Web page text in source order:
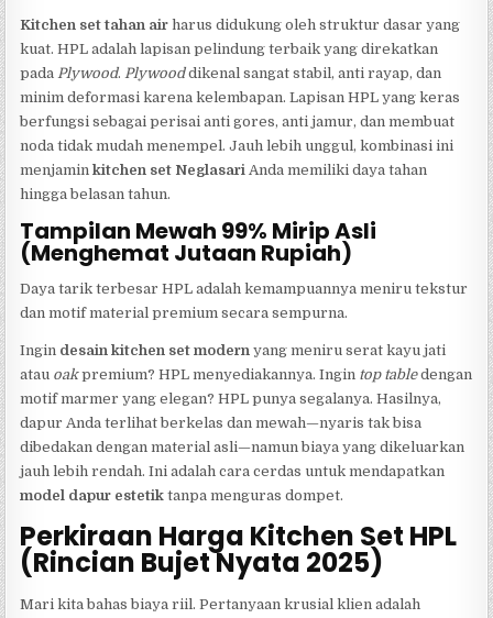
Kitchen set tahan air harus didukung oleh struktur dasar yang
kuat. HPL adalah lapisan pelindung terbaik yang direkatkan
pada Plywood. Plywooddikenal sangat stabil, anti rayap, dan
minim deformasi karena kelembapan. Lapisan HPL yang keras
berfungsi sebagai perisai anti gores, anti jamur, dan membuat
noda tidak mudah menempel. Jauh lebih unggul, kombinasi ini
menjaminkitchen set Neglasari Anda memiliki daya tahan
hingga belasan tahun.
Tampilan Mewah 99% Mirip Asli
(Menghemat Jutaan Rupiah)
Daya tarik terbesar HPL adalah kemampuannya meniru tekstur
dan motif material premium secara sempurna.
Ingin desain kitchen set modern yang meniru serat kayu jati
atau oakpremium? HPL menyediakannya. Ingin top tabledengan
motif marmer yang elegan? HPL punya segalanya. Hasilnya,
dapur Anda terlihat berkelas dan mewah—nyaris tak bisa
dibedakan dengan material asli—namun biaya yang dikeluarkan
jauh lebih rendah. Ini adalah cara cerdas untuk mendapatkan
model dapur estetik tanpa menguras dompet.
Perkiraan Harga Kitchen Set HPL
(Rincian Bujet Nyata 2025)
Mari kita bahas biaya riil. Pertanyaan krusial klien adalah